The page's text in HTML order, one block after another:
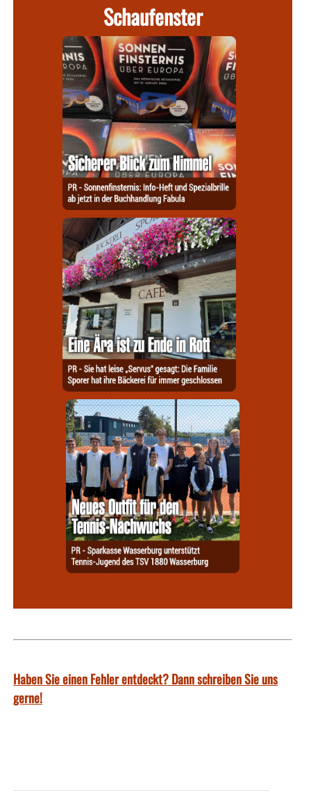
Schaufenster
Haben Sie einen Fehler entdeckt? Dann schreiben Sie uns
gerne!